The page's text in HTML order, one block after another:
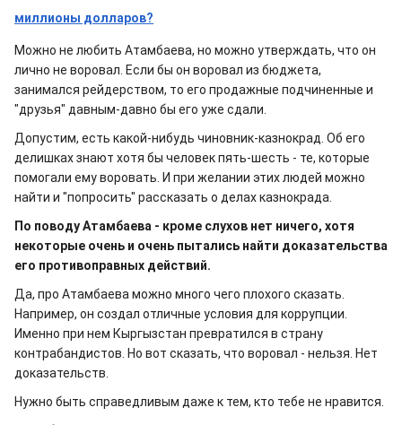
миллионы долларов?
Можно не любить Атамбаева, но можно утверждать, что он
лично не воровал. Если бы он воровал из бюджета,
занимался рейдерством, то его продажные подчиненные и
"друзья" давным-давно бы его уже сдали.
Допустим, есть какой-нибудь чиновник-казнокрад. Об его
делишках знают хотя бы человек пять-шесть - те, которые
помогали ему воровать. И при желании этих людей можно
найти и "попросить" рассказать о делах казнокрада.
По поводу Атамбаева - кроме слухов нет ничего, хотя
некоторые очень и очень пытались найти доказательства
его противоправных действий.
Да, про Атамбаева можно много чего плохого сказать.
Например, он создал отличные условия для коррупции.
Именно при нем Кыргызстан превратился в страну
контрабандистов. Но вот сказать, что воровал - нельзя. Нет
доказательств.
Нужно быть справедливым даже к тем, кто тебе не нравится.